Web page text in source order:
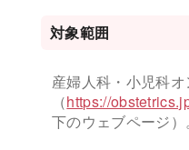
対象範囲
産婦人科・小児科
（https://
下のウェブページ）。